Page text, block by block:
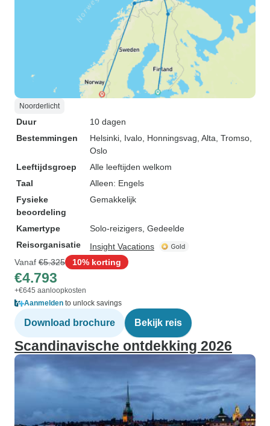
Noorderlicht
Duur
10 dagen
Bestemmingen
Helsinki , Ivalo , Honningsvag , Alta , Tromso
Oslo
Leeftijdsgroep
Alle leeftijden welkom
Taal
Alleen: Engels
Fysieke
beoordeling
Gemakkelijk
Kamertype
Solo-reizigers, Gedeelde
Reisorganisatie
Insight Vacations
Vanaf €5.325 10% korting
€4.793
+€645 aanloopkosten
Aanmelden to unlock savings
Download brochure Bekijk reis
Scandinavische ontdekking 2026